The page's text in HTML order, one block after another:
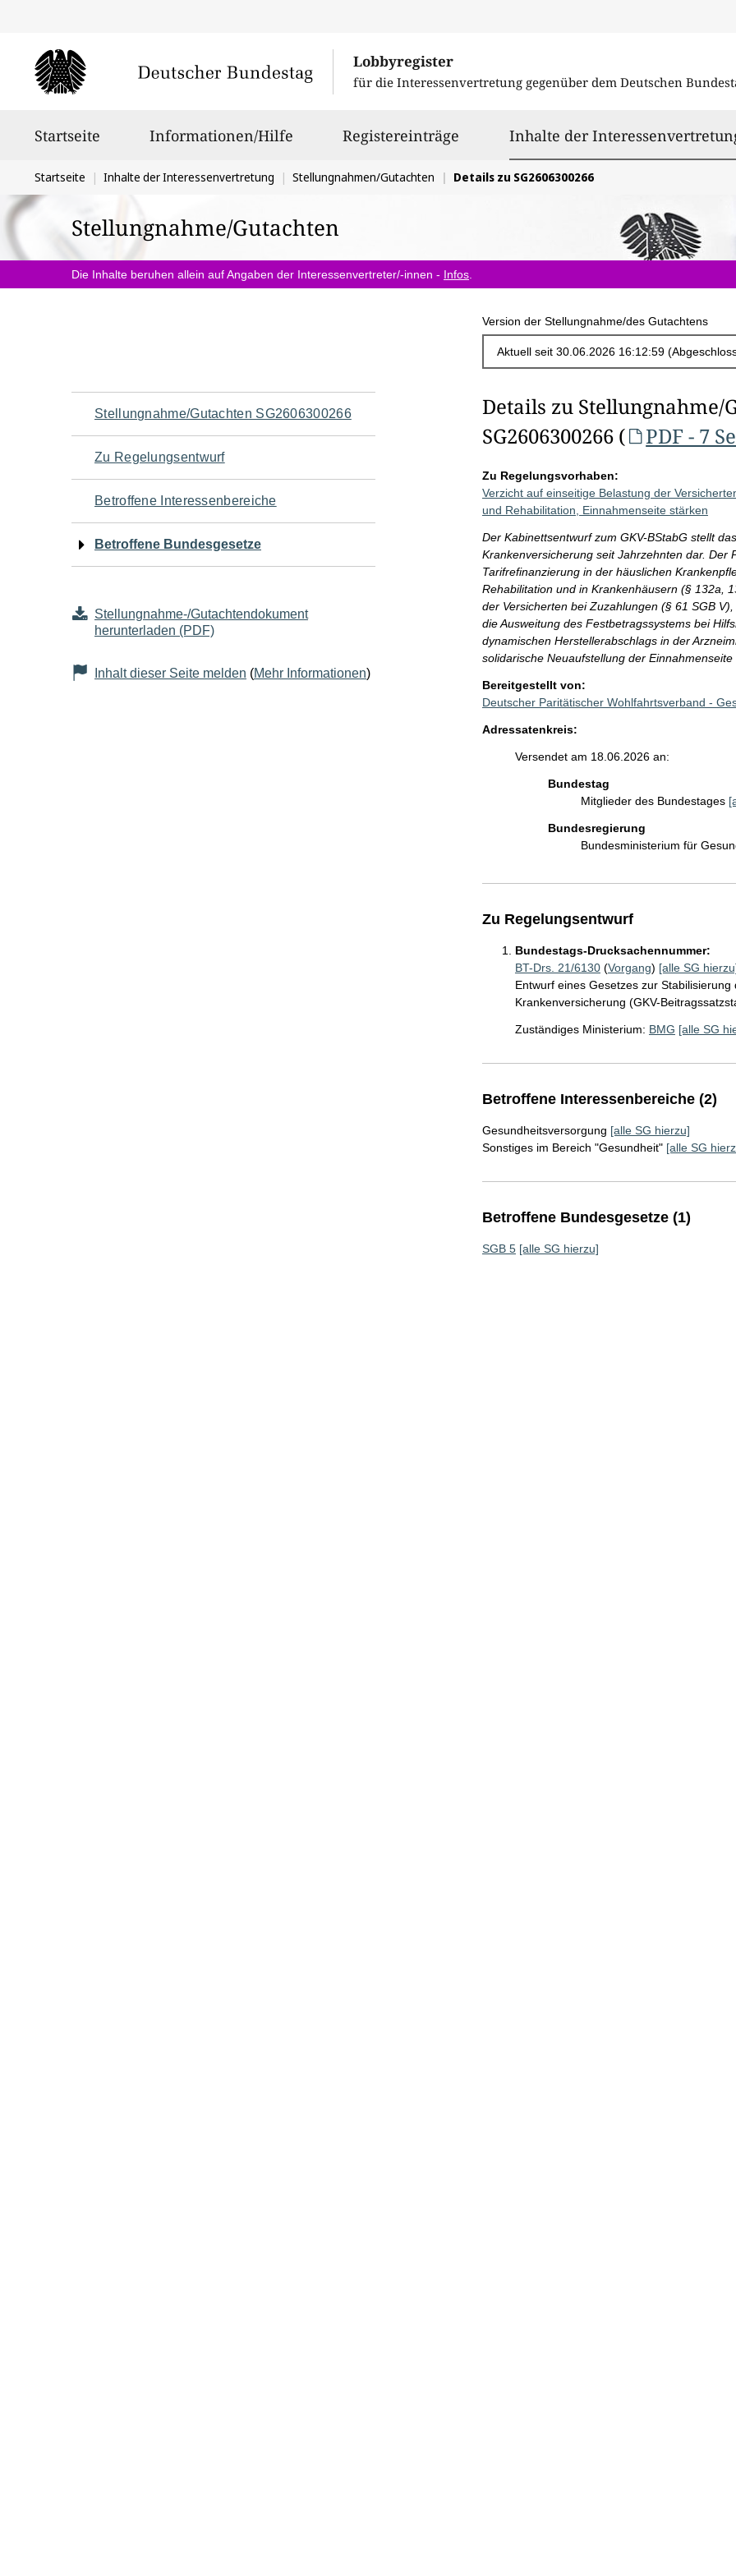
Lobbyregister
für die Interessenvertretung gegenüber dem Deutschen
Startseite Informationen/Hilfe Registereinträge Inhalte der
Sie
befinden
sich
hier:
Startseite Inhalte der Interessenvertretung Stellungnahmen/Gutachten Details zu SG2606300266
Stellungnahme/Gutachten
Die Inhalte beruhen allein auf Angaben der Interessenvertreter/-innen - Infos
Version der Stellungnahme/des Gutachtens
Navigation
für
den
Seiteninhalt
Stellungnahme/Gutachten SG2606300266
Zu Regelungsentwurf
Betroffene Interessenbereiche
Betroffene Bundesgesetze
Stellungnahme-/Gutachtendokument
herunterladen (PDF)
Inhalt dieser Seite melden (Mehr Informationen)
Details zu Stellungnahme/
SG2606300266 (
PDF - 7
Zu Regelungsvorhaben:
Verzicht auf einseitige Belastung der
und Rehabilitation, Einnahmenseite stärken
Der Kabinettsentwurf zum GKV-BStabG stellt
Krankenversicherung seit Jahrzehnten dar. Der
Tarifrefinanzierung in der häuslichen
Rehabilitation und in Krankenhäusern (§ 132a,
der Versicherten bei Zuzahlungen (§ 61 SGB
die Ausweitung des Festbetragssystems bei
dynamischen Herstellerabschlags in der
solidarische Neuaufstellung der Einnahmenseite
Bereitgestellt von:
Deutscher Paritätischer Wohlfahrtsverband -
Adressatenkreis:
Versendet am 18.06.2026 an:
Bundestag
Mitglieder des Bundestages
Bundesregierung
Bundesministerium für
Zu Regelungsentwurf
Bundestags-Drucksachennummer:
BT-Drs. 21/6130(Vorgang) [alle SG
Entwurf eines Gesetzes zur
Krankenversicherung (GKV-
Zuständiges Ministerium: BMG [alle SG
Betroffene Interessenbereiche (2)
Gesundheitsversorgung [alle SG hierzu]
Sonstiges im Bereich "Gesundheit" [alle SG
Betroffene Bundesgesetze (1)
SGB 5 [alle SG hierzu]